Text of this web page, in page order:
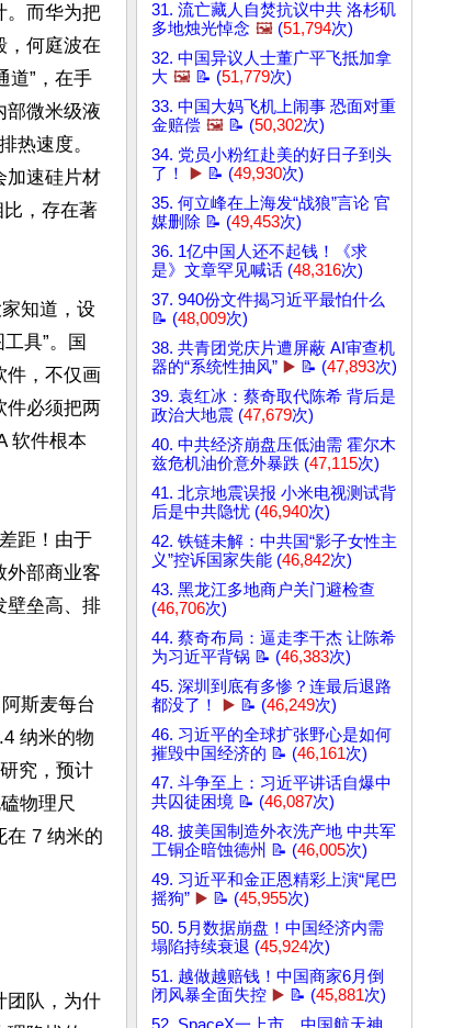
。而华为把
，何庭波在
道”，在手
部微米级液
热速度。
加速硅片材
，存在著
知道，设
具”。国
件，不仅画
件必须把两
软件根本
距！由于
外部商业客
壁垒高、排
斯麦每台
纳米的物
究，预计
物理尺
在 7 纳米的
团队，为什
31. 流亡藏人自焚抗议中共 洛杉矶
多地烛光悼念 🖼️ (51,794次)
32. 中国异议人士董广平飞抵加拿
大 🖼️ 📝 (51,779次)
33. 中国大妈飞机上闹事 恐面对重
金赔偿 🖼️ 📝 (50,302次)
34. 党员小粉红赴美的好日子到头
了！
▶️ 📝 (49,930次)
35. 何立峰在上海发“战狼”言论 官
媒删除 📝 (49,453次)
36. 1亿中国人还不起钱！《求
是》文章罕见喊话 (48,316次)
37. 940份文件揭习近平最怕什么
📝 (48,009次)
38. 共青团党庆片遭屏蔽 AI审查机
器的“系统性抽风” ▶️ 📝 (47,893次)
39. 袁红冰：蔡奇取代陈希 背后是
政治大地震 (47,679次)
40. 中共经济崩盘压低油需 霍尔木
兹危机油价意外暴跌 (47,115次)
41. 北京地震误报 小米电视测试背
后是中共隐忧 (46,940次)
42. 铁链未解：中共国“影子女性主
义”控诉国家失能 (46,842次)
43. 黑龙江多地商户关门避检查
(46,706次)
44. 蔡奇布局：逼走李干杰 让陈希
为习近平背锅 📝 (46,383次)
45. 深圳到底有多惨？连最后退路
都没了！
▶️ 📝 (46,249次)
46. 习近平的全球扩张野心是如何
摧毁中国经济的 📝 (46,161次)
47. 斗争至上：习近平讲话自爆中
共囚徒困境 📝 (46,087次)
48. 披美国制造外衣洗产地 中共军
工铜企暗蚀德州 📝 (46,005次)
49. 习近平和金正恩精彩上演“尾巴
摇狗” ▶️ 📝 (45,955次)
50. 5月数据崩盘！中国经济内需
塌陷持续衰退 (45,924次)
51. 越做越赔钱！中国商家6月倒
闭风暴全面失控 ▶️ 📝 (45,881次)